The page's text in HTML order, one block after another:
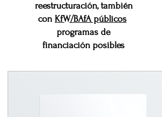
reestructuración, también
con KfW/BAfA públicos
programas de
financiación posibles